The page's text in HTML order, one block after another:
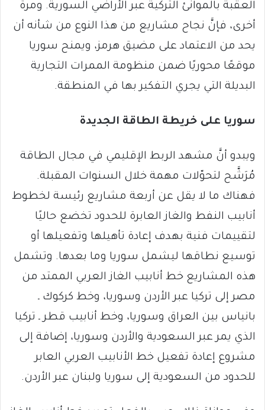
العقبة بالموانئ التركية عبر الأراضي السورية. ومرة
أخرى، فإنَّ نجاح مشاريع من هذا النوع من شأنه أن
يحد من الاعتماد على مضيق هرمز، ويمنح سوريا
موقعًا محوريًا ضمن منظومة الممرات التجارية
البديلة التي يجري التفكير بها في المنطقة.
سوريا على خريطة الطاقة الجديدة
ويبدو أنَّ مشهد الربط الإقليمي في مجال الطاقة
مُرَشَّح لتحوّلات مهمة خلال السنوات المقبلة.
فهناك ما لا يقل عن أربعة مشاريع رئيسة لخطوط
أنابيب النفط والغاز العابرة للحدود تخضع حاليًا
لتقييمات فنية بهدف إعادة تأهيلها وتفعيلها أو
توسيع نطاقها ليشمل سوريا وما بعدها. وتشمل
هذه المشاريع خط أنابيب الغاز العربي الممتد من
مصر إلى تركيا عبر الأردن وسوريا، وخط كركوك ـ
بانياس بين العراق وسوريا، وخط أنابيب قطر ـ تركيا
الذي يمر عبر السعودية والأردن وسوريا، إضافة إلى
مشروع إعادة تفعيل خط الأنابيب العربي العابر
للحدود من السعودية إلى سوريا ولبنان عبر الأردن.